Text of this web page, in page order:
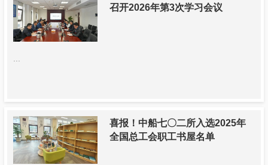
召开2026年第3次学习会议
喜报！中船七〇二所入选2025年
全国总工会职工书屋名单